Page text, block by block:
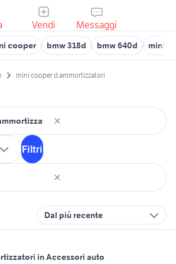
Vendi Messaggi
cooper bmw 318d bmw 640d mini
mini cooper d ammortizzatori
Filtri
Dal più recente
in Accessori auto